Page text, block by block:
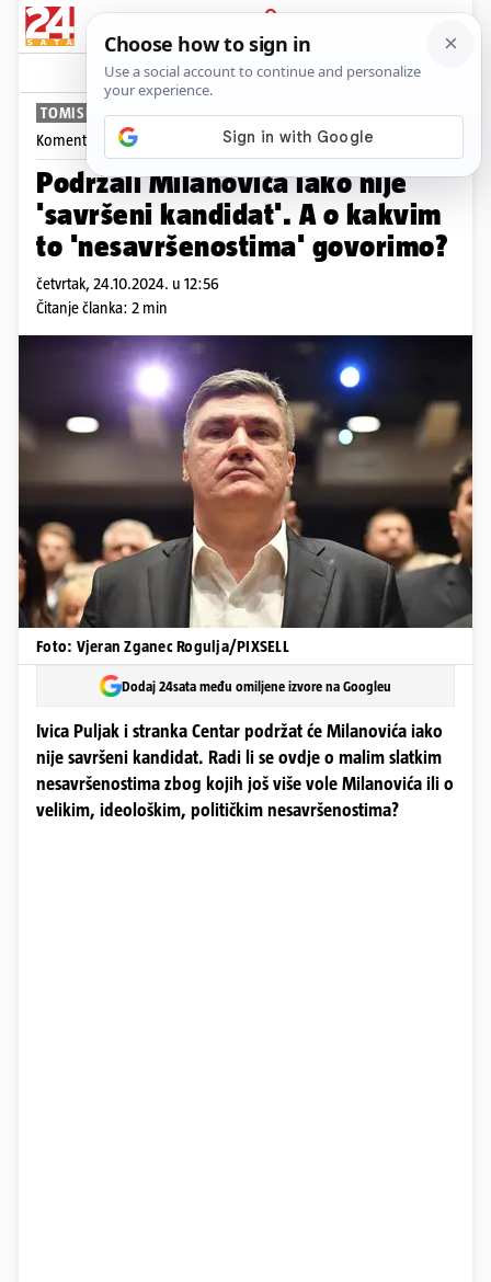
PRIJAVA
News Komentari
TOMISLAV KLAUŠKI
Komentira Tomislav Klauški
Podržali Milanovića iako nije
'savršeni kandidat'. A o kakvim
to 'nesavršenostima' govorimo?
četvrtak, 24.10.2024. u 12:56
Čitanje članka: 2 min
Foto: Vjeran Zganec Rogulja/PIXSELL
Dodaj 24sata među omiljene izvore na Googleu
Ivica Puljak i stranka Centar podržat će Milanovića iako
nije savršeni kandidat. Radi li se ovdje o malim slatkim
nesavršenostima zbog kojih još više vole Milanovića ili o
velikim, ideološkim, političkim nesavršenostima?